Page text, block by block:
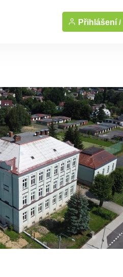
Přihlášení /